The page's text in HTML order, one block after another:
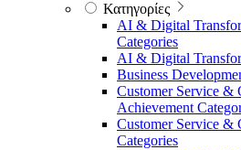
Κατηγορίες
AI & Digital
Categories
AI & Digital
Business
Customer Service &
Achievement
Customer Service &
Categories